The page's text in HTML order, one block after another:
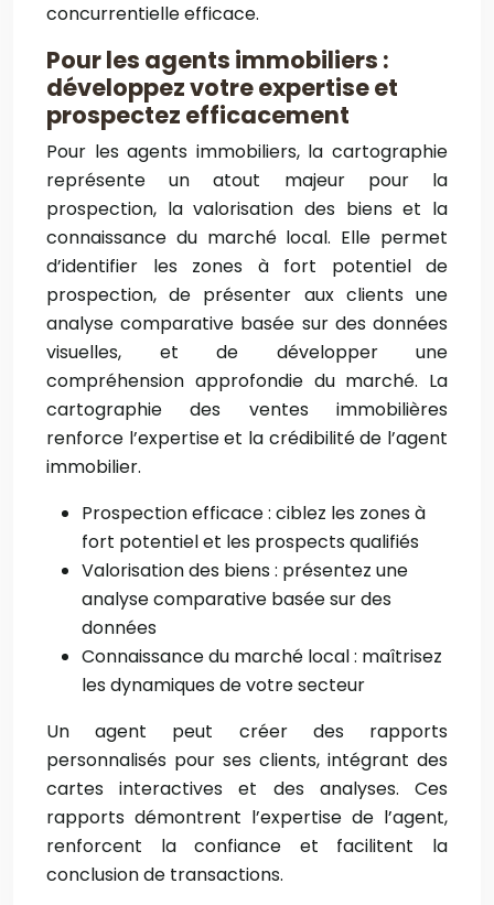
concurrentielle efficace.
Pour les agents immobiliers :
développez votre expertise et
prospectez efficacement
Pour les agents immobiliers, la cartographie
représente un atout majeur pour la
prospection, la valorisation des biens et la
connaissance du marché local. Elle permet
d’identifier les zones à fort potentiel de
prospection, de présenter aux clients une
analyse comparative basée sur des données
visuelles, et de développer une
compréhension approfondie du marché. La
cartographie des ventes immobilières
renforce l’expertise et la crédibilité de l’agent
immobilier.
Prospection efficace : ciblez les zones à
fort potentiel et les prospects qualifiés
Valorisation des biens : présentez une
analyse comparative basée sur des
données
Connaissance du marché local : maîtrisez
les dynamiques de votre secteur
Un agent peut créer des rapports
personnalisés pour ses clients, intégrant des
cartes interactives et des analyses. Ces
rapports démontrent l’expertise de l’agent,
renforcent la confiance et facilitent la
conclusion de transactions.